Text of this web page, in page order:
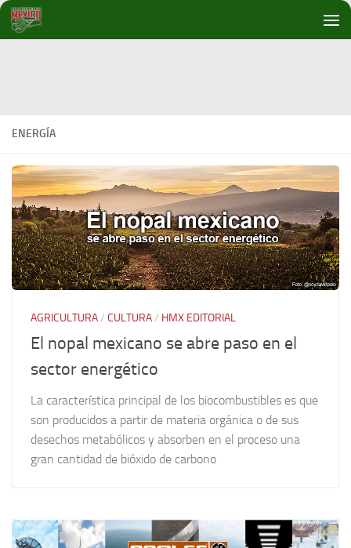
Debajo del contenido
ENERGÍA
AGRICULTURA/ CULTURA/ HMX EDITORIAL
El nopal mexicano se abre paso en el
sector energético
La característica principal de los biocombustibles es que
son producidos a partir de materia orgánica o de sus
desechos metabólicos y absorben en el proceso una
gran cantidad de bióxido de carbono